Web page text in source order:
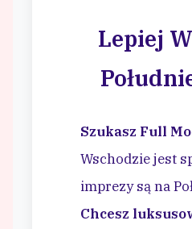
Lepiej
Szukasz Full
Wschodzie jest
imprezy są na
Chcesz